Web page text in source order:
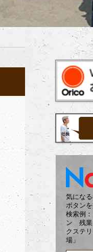
気にな
ボタンを
検索例
ン 残業
クステ
場」